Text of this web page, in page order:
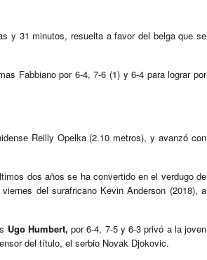
y 31 minutos, resuelta a favor del belga que se
Fabbiano por 6-4, 7-6 (1) y 6-4 para lograr por
Reilly Opelka (2.10 metros), y avanzó con
dos años se ha convertido en el verdugo de
del surafricano Kevin Anderson (2018), a
Ugo Humbert, por 6-4, 7-5 y 6-3 privó a la joven
del título, el serbio Novak Djokovic.